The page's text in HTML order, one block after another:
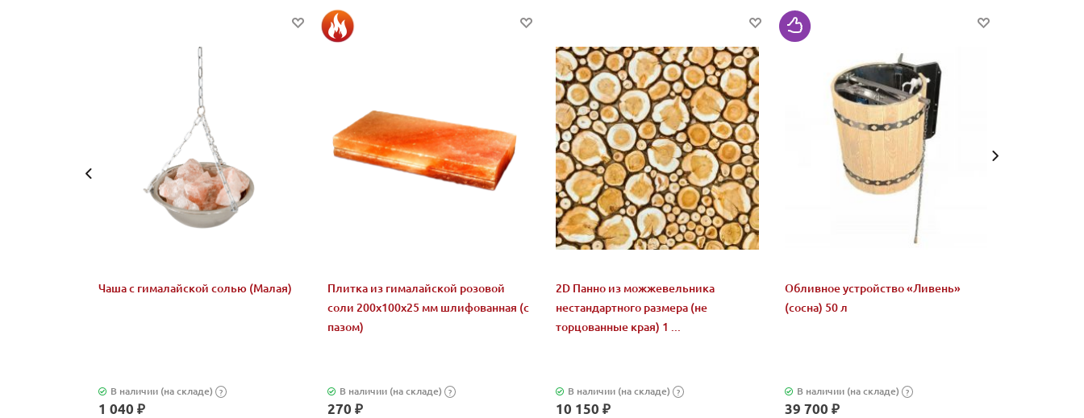
Чаша с гималайской солью (Малая)
В наличии (на складе) ?
1 040 ₽
Плитка из гималайской розовой
соли 200x100x25 мм шлифованная (с
пазом)
В наличии (на складе) ?
270 ₽
2D Панно из можжевельника
нестандартного размера (не
торцованные края) 1 ...
В наличии (на складе) ?
10 150 ₽
Обливное устройство «Ливень»
(сосна) 50 л
В наличии (на складе) ?
39 700 ₽